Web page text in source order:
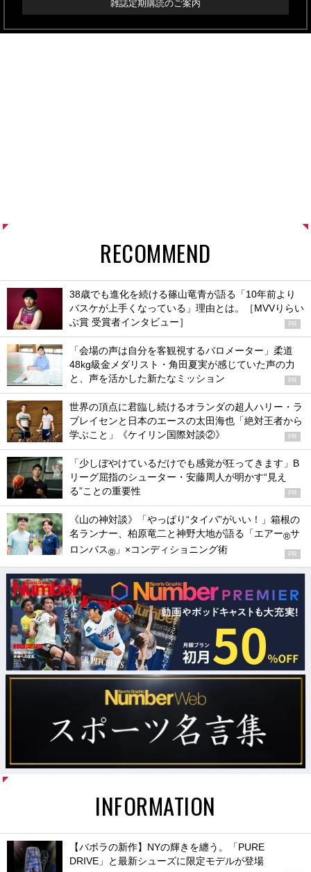
雑誌定期購読のご案内
RECOMMEND
38歳でも進化を続ける篠山竜青が語る「10年前より
バスケが上手くなっている」理由とは。［MVVりらい
ぶ賞 受賞者インタビュー］
PR
「会場の声は自分を客観視するバロメーター」柔道
48kg級金メダリスト・角田夏実が感じていた声の力
と、声を活かした新たなミッション
PR
世界の頂点に君臨し続けるオランダの超人ハリー・ラ
ブレイセンと日本のエースの太田海也「絶対王者から
学ぶこと」《ケイリン国際対談②》
PR
「少しぼやけているだけでも感覚が狂ってきます」B
リーグ屈指のシューター・安藤周人が明かす“見え
る”ことの重要性
PR
《山の神対談》「やっぱり“タイパ”がいい！」箱根の
名ランナー、柏原竜二と神野大地が語る「エアー®サ
ロンパス® 」×コンディショニング術 PR
INFORMATION
【バボラの新作】NYの輝きを纏う。「PURE
DRIVE」と最新シューズに限定モデルが登場